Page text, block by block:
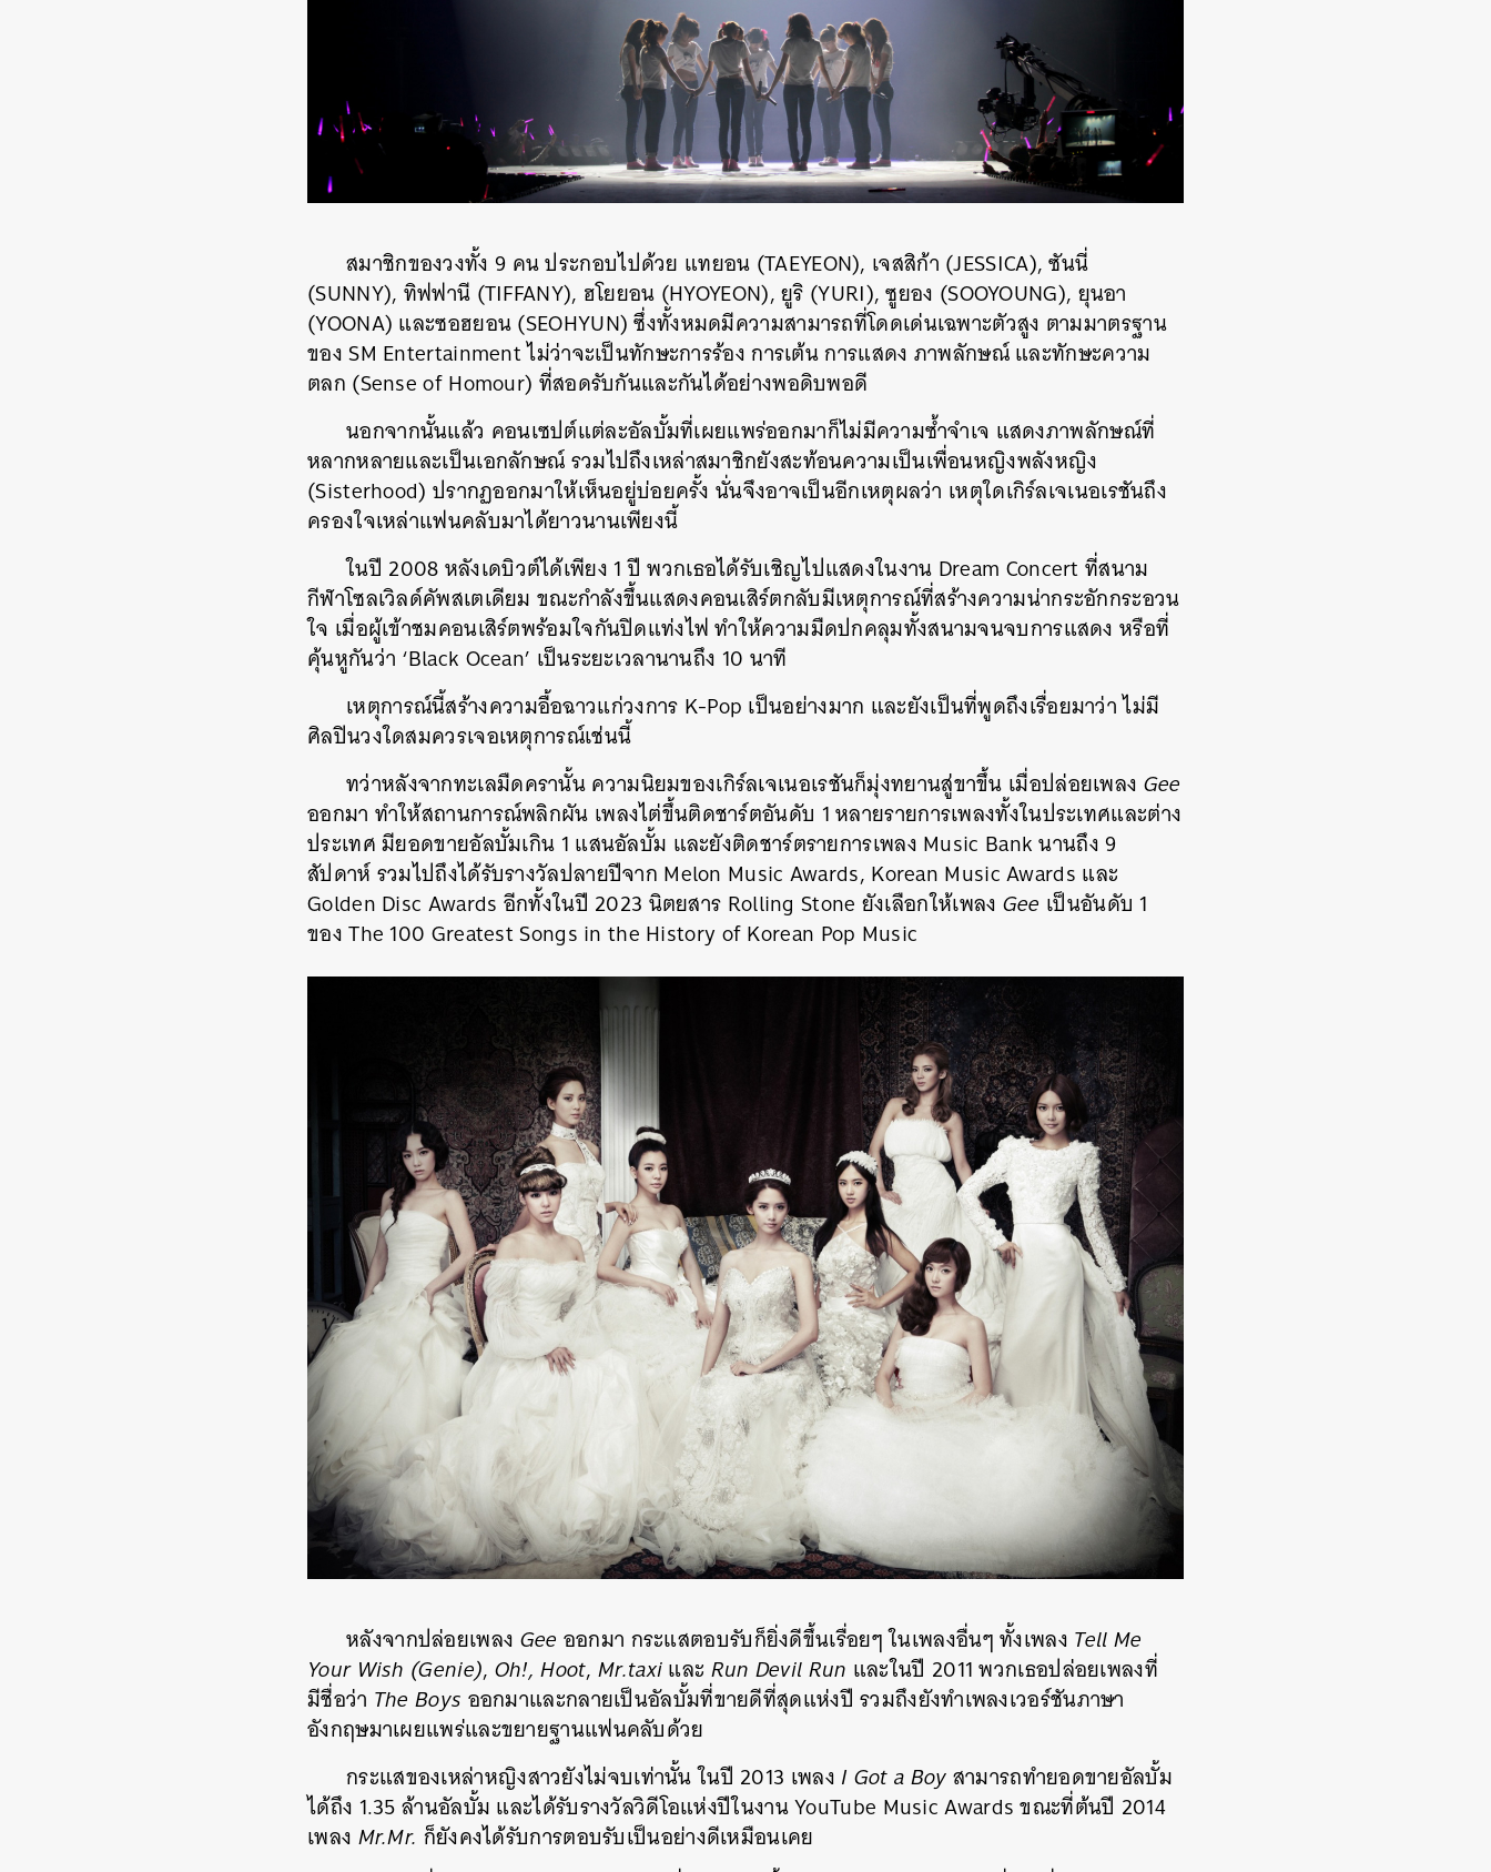
สมาชิกของวงทั้ง 9 คน ประกอบไปด้วย แทยอน (TAEYEON), เจสสิก้า (JESSICA), ซันนี่
(SUNNY), ทิฟฟานี (TIFFANY), ฮโยยอน (HYOYEON), ยูริ (YURI), ซูยอง (SOOYOUNG), ยุนอา
(YOONA) และซอฮยอน (SEOHYUN) ซึ่งทั้งหมดมีความสามารถที่โดดเด่นเฉพาะตัวสูง ตามมาตรฐาน
ของ SM Entertainment ไม่ว่าจะเป็นทักษะการร้อง การเต้น การแสดง ภาพลักษณ์ และทักษะความ
ตลก (Sense of Homour) ที่สอดรับกันและกันได้อย่างพอดิบพอดี
นอกจากนั้นแล้ว คอนเซปต์แต่ละอัลบั้มที่เผยแพร่ออกมาก็ไม่มีความซ้ำจำเจ แสดงภาพลักษณ์ที่
หลากหลายและเป็นเอกลักษณ์ รวมไปถึงเหล่าสมาชิกยังสะท้อนความเป็นเพื่อนหญิงพลังหญิง
(Sisterhood) ปรากฏออกมาให้เห็นอยู่บ่อยครั้ง นั่นจึงอาจเป็นอีกเหตุผลว่า เหตุใดเกิร์ลเจเนอเรชันถึง
ครองใจเหล่าแฟนคลับมาได้ยาวนานเพียงนี้
ในปี 2008 หลังเดบิวต์ได้เพียง 1 ปี พวกเธอได้รับเชิญไปแสดงในงาน Dream Concert ที่สนาม
กีฬาโซลเวิลด์คัพสเตเดียม ขณะกำลังขึ้นแสดงคอนเสิร์ตกลับมีเหตุการณ์ที่สร้างความน่ากระอักกระอวน
ใจ เมื่อผู้เข้าชมคอนเสิร์ตพร้อมใจกันปิดแท่งไฟ ทำให้ความมืดปกคลุมทั้งสนามจนจบการแสดง หรือที่
คุ้นหูกันว่า ‘Black Ocean’ เป็นระยะเวลานานถึง 10 นาที
เหตุการณ์นี้สร้างความอื้อฉาวแก่วงการ K-Pop เป็นอย่างมาก และยังเป็นที่พูดถึงเรื่อยมาว่า ไม่มี
ศิลปินวงใดสมควรเจอเหตุการณ์เช่นนี้
ทว่าหลังจากทะเลมืดครานั้น ความนิยมของเกิร์ลเจเนอเรชันก็มุ่งทยานสู่ขาขึ้น เมื่อปล่อยเพลง Gee
ออกมา ทำให้สถานการณ์พลิกผัน เพลงไต่ขึ้นติดชาร์ตอันดับ 1 หลายรายการเพลงทั้งในประเทศและต่าง
ประเทศ มียอดขายอัลบั้มเกิน 1 แสนอัลบั้ม และยังติดชาร์ตรายการเพลง Music Bank นานถึง 9
สัปดาห์ รวมไปถึงได้รับรางวัลปลายปีจาก Melon Music Awards, Korean Music Awards และ
Golden Disc Awards อีกทั้งในปี 2023 นิตยสาร Rolling Stone ยังเลือกให้เพลง Gee เป็นอันดับ 1
ของ The 100 Greatest Songs in the History of Korean Pop Music
หลังจากปล่อยเพลง Gee ออกมา กระแสตอบรับก็ยิ่งดีขึ้นเรื่อยๆ ในเพลงอื่นๆ ทั้งเพลง Tell Me
Your Wish (Genie), Oh!, Hoot,Mr.taxiและ Run Devil Run และในปี 2011 พวกเธอปล่อยเพลงที่
มีชื่อว่า The Boys ออกมาและกลายเป็นอัลบั้มที่ขายดีที่สุดแห่งปี รวมถึงยังทำเพลงเวอร์ชันภาษา
อังกฤษมาเผยแพร่และขยายฐานแฟนคลับด้วย
กระแสของเหล่าหญิงสาวยังไม่จบเท่านั้น ในปี 2013 เพลง I Got a Boyสามารถทำยอดขายอัลบั้ม
ได้ถึง 1.35 ล้านอัลบั้ม และได้รับรางวัลวิดีโอแห่งปีในงาน YouTube Music Awards ขณะที่ต้นปี 2014
เพลง Mr.Mr. ก็ยังคงได้รับการตอบรับเป็นอย่างดีเหมือนเคย
SHARE TWEET EMAIL